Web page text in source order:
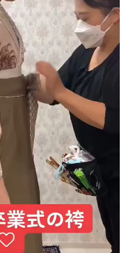
典・レトロなど
荷中‼
ち(^^)